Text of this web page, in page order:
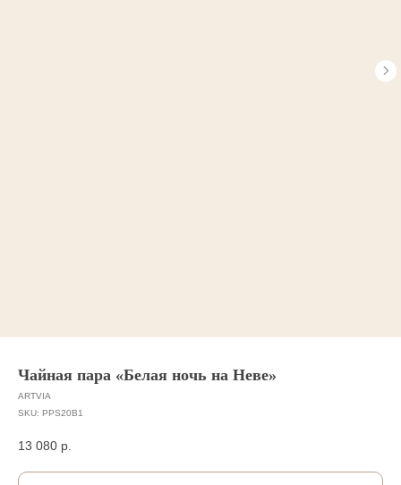
Чайная пара «Белая ночь на Неве»
ARTVIA
SKU: PPS20B1
13 080 р.